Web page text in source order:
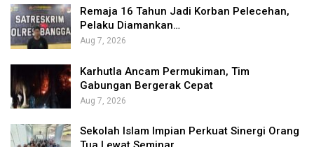
Remaja 16 Tahun Jadi Korban Pelecehan,
Pelaku Diamankan…
Aug 7, 2026
Karhutla Ancam Permukiman, Tim
Gabungan Bergerak Cepat
Aug 7, 2026
Sekolah Islam Impian Perkuat Sinergi Orang